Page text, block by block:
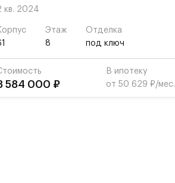
кв. 2024
Этаж
8
Отделка
под ключ
584 000 ₽
В ипотеку
от 50 629 ₽/мес.